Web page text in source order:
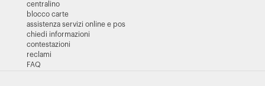
centralino
blocco carte
assistenza servizi online e pos
chiedi informazioni
contestazioni
reclami
FAQ